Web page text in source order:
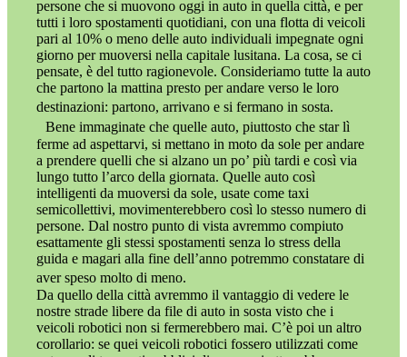
persone che si muovono oggi in auto in quella città, e per
tutti i loro spostamenti quotidiani, con una flotta di veicoli
pari al 10% o meno delle auto individuali impegnate ogni
giorno per muoversi nella capitale lusitana. La cosa, se ci
pensate, è del tutto ragionevole. Consideriamo tutte la auto
che partono la mattina presto per andare verso le loro
destinazioni: partono, arrivano e si fermano in sosta.
Bene immaginate che quelle auto, piuttosto che star lì
ferme ad aspettarvi, si mettano in moto da sole per andare
a prendere quelli che si alzano un po’ più tardi e così via
lungo tutto l’arco della giornata. Quelle auto così
intelligenti da muoversi da sole, usate come taxi
semicollettivi, movimenterebbero così lo stesso numero di
persone. Dal nostro punto di vista avremmo compiuto
esattamente gli stessi spostamenti senza lo stress della
guida e magari alla fine dell’anno potremmo constatare di
aver speso molto di meno.
Da quello della città avremmo il vantaggio di vedere le
nostre strade libere da file di auto in sosta visto che i
veicoli robotici non si fermerebbero mai. C’è poi un altro
corollario: se quei veicoli robotici fossero utilizzati come